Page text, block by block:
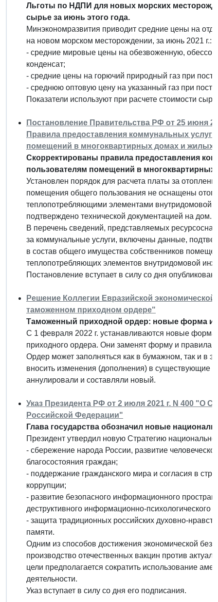
Льготы по НДПИ для новых морских
сырье за июнь этого года.
Минэкономразвития приводит средние цены на
на новом морском месторождении, за июнь 2021 г.:
- средние мировые цены на обезвоженную,
конденсат;
- средние цены на горючий природный газ при
- среднюю оптовую цену на указанный газ при
Показатели используют при расчете стоимости
Постановление Правительства РФ от 25 июня
Правила предоставления коммунальных услуг
помещений в многоквартирных домах и жилых
Скорректированы правила предоставления
пользователям помещений в
Установлен порядок для расчета платы за
помещения общего пользования не оснащены
теплопотребляющими элементами внутридомовой
подтверждено технической документацией на
В перечень сведений, представляемых
за коммунальные услуги, включены данные,
в состав общего имущества собственников
теплопотребляющих элементов внутридомовой
Постановление вступает в силу со дня
Решение Коллегии Евразийской
таможенном приходном ордере"
Таможенный приходной ордер: новые форма и
С 1 февраля 2022 г. устанавливаются новые
приходного ордера. Они заменят форму и правила
Ордер может заполняться как в бумажном, так и в
вносить изменения (дополнения) в существующие
аннулировали и составляли новый.
Указ Президента РФ от 2 июля 2021 г. N 400 "О
Российской Федерации"
Глава государства обозначил новые
Президент утвердил новую Стратегию
- сбережение народа России, развитие
благосостояния граждан;
- поддержание гражданского мира и согласия в
коррупции;
- развитие безопасного информационного
деструктивного информационно-психологического
- защита традиционных российских духовно-
памяти.
Одним из способов достижения экономической
производство отечественных вакцин против
цели предполагается сократить использование
деятельности.
Указ вступает в силу со дня его подписания.